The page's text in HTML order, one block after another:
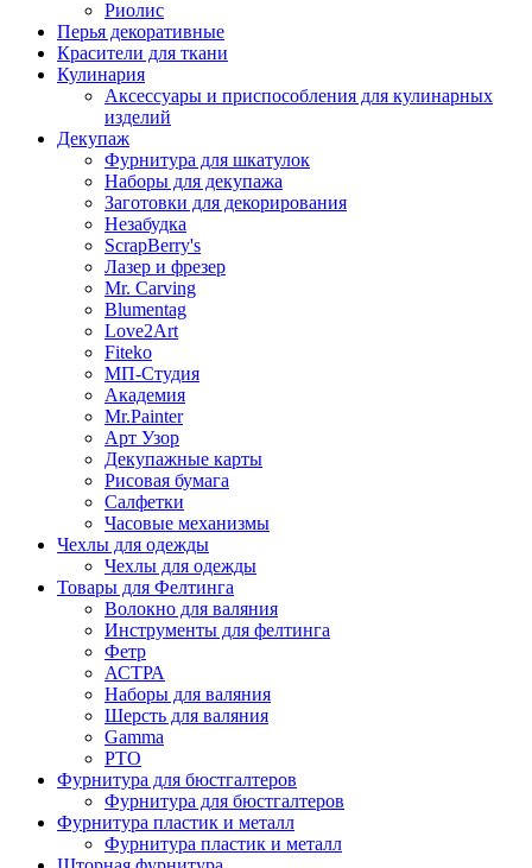
Риолис
Перья декоративные
Красители для ткани
Кулинария
Аксессуары и приспособления для кулинарных
изделий
Декупаж
Фурнитура для шкатулок
Наборы для декупажа
Заготовки для декорирования
Незабудка
ScrapBerry's
Лазер и фрезер
Mr. Carving
Blumentag
Love2Art
Fiteko
МП-Студия
Академия
Mr.Painter
Арт Узор
Декупажные карты
Рисовая бумага
Салфетки
Часовые механизмы
Чехлы для одежды
Чехлы для одежды
Товары для Фелтинга
Волокно для валяния
Инструменты для фелтинга
Фетр
АСТРА
Наборы для валяния
Шерсть для валяния
Gamma
РТО
Фурнитура для бюстгалтеров
Фурнитура для бюстгалтеров
Фурнитура пластик и металл
Фурнитура пластик и металл